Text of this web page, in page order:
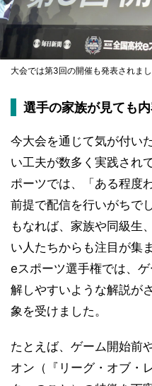
大会では第3回の開催も発表されま
選手の家族が見ても
今大会を通じて気が付い
い工夫が数多く実践され
ポーツでは、「ある程度
前提で配信を行いがちで
もなれば、家族や同級生
い人たちからも注目が集
eスポーツ選手権では、
解しやすいような解説が
象を受けました。
たとえば、ゲーム開始前
オン（『リーグ・オブ・